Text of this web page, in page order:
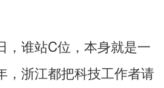
谁站C位，本身就是一
，浙江都把科技工作者请